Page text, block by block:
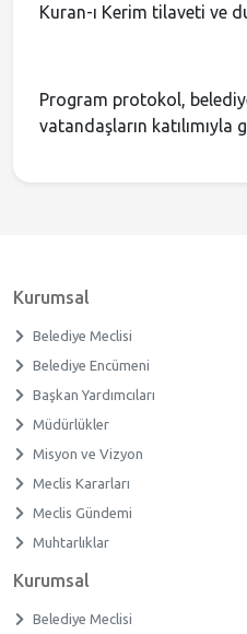
Kuran-ı Kerim tilaveti ve
Program protokol,
vatandaşların katılımıyla
Kurumsal
Belediye Meclisi
Belediye Encümeni
Başkan Yardımcıları
Müdürlükler
Misyon ve Vizyon
Meclis Kararları
Meclis Gündemi
Muhtarlıklar
Kurumsal
Belediye Meclisi